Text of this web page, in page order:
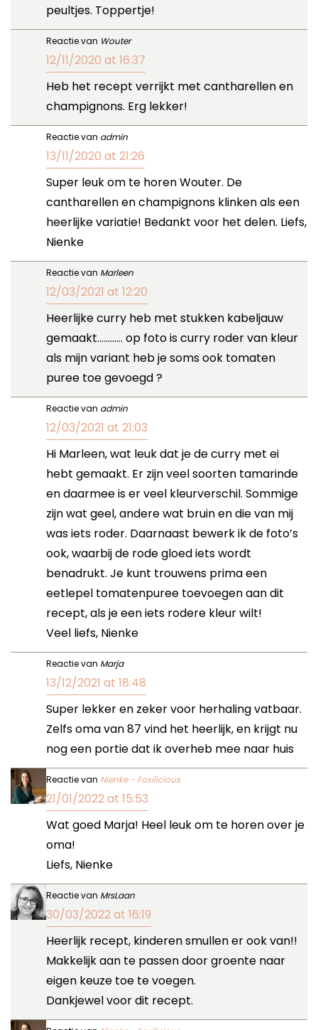
peultjes. Toppertje!
Reactie van Wouter
12/11/2020 at 16:37
Heb het recept verrijkt met cantharellen en
champignons. Erg lekker!
Reactie van admin
13/11/2020 at 21:26
Super leuk om te horen Wouter. De
cantharellen en champignons klinken als een
heerlijke variatie! Bedankt voor het delen. Liefs,
Nienke
Reactie van Marleen
12/03/2021 at 12:20
Heerlijke curry heb met stukken kabeljauw
gemaakt………… op foto is curry roder van kleur
als mijn variant heb je soms ook tomaten
puree toe gevoegd ?
Reactie van admin
12/03/2021 at 21:03
Hi Marleen, wat leuk dat je de curry met ei
hebt gemaakt. Er zijn veel soorten tamarinde
en daarmee is er veel kleurverschil. Sommige
zijn wat geel, andere wat bruin en die van mij
was iets roder. Daarnaast bewerk ik de foto’s
ook, waarbij de rode gloed iets wordt
benadrukt. Je kunt trouwens prima een
eetlepel tomatenpuree toevoegen aan dit
recept, als je een iets rodere kleur wilt!
Veel liefs, Nienke
Reactie van Marja
13/12/2021 at 18:48
Super lekker en zeker voor herhaling vatbaar.
Zelfs oma van 87 vind het heerlijk, en krijgt nu
nog een portie dat ik overheb mee naar huis
Reactie van Nienke - Foxilicious
21/01/2022 at 15:53
Wat goed Marja! Heel leuk om te horen over je
oma!
Liefs, Nienke
Reactie van MrsLaan
30/03/2022 at 16:19
Heerlijk recept, kinderen smullen er ook van!!
Makkelijk aan te passen door groente naar
eigen keuze toe te voegen.
Dankjewel voor dit recept.